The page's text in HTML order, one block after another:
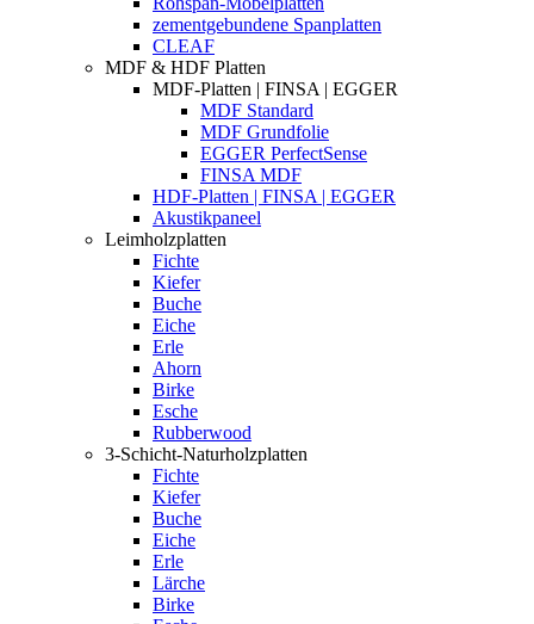
zementgebundene Spanplatten
CLEAF
MDF & HDF Platten
MDF-Platten | FINSA | EGGER
MDF Standard
MDF Grundfolie
EGGER PerfectSense
FINSA MDF
HDF-Platten | FINSA | EGGER
Akustikpaneel
Leimholzplatten
Fichte
Kiefer
Buche
Eiche
Erle
Ahorn
Birke
Esche
Rubberwood
3-Schicht-Naturholzplatten
Fichte
Kiefer
Buche
Eiche
Erle
Lärche
Birke